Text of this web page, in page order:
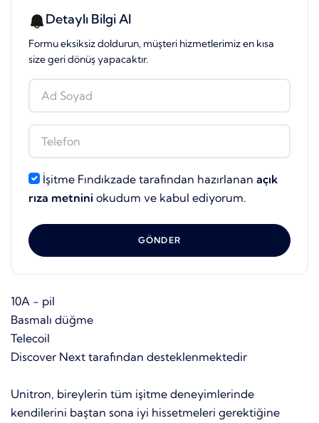
Detaylı Bilgi Al
Formu eksiksiz doldurun, müşteri hizmetlerimiz en kısa
size geri dönüş yapacaktır.
İşitme Fındıkzade tarafından hazırlanan açık
rıza metnini okudum ve kabul ediyorum.
GÖNDER
10A - pil
Basmalı düğme
Telecoil
Discover Next tarafından desteklenmektedir
Unitron, bireylerin tüm işitme deneyimlerinde
kendilerini baştan sona iyi hissetmeleri gerektiğine